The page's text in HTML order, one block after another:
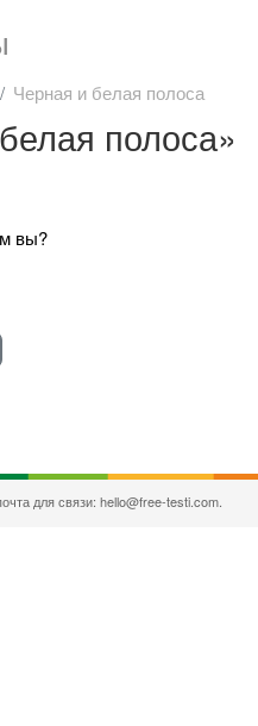
Черная и белая полоса
полоса»
вы?
для связи: hello@free-testi.com.